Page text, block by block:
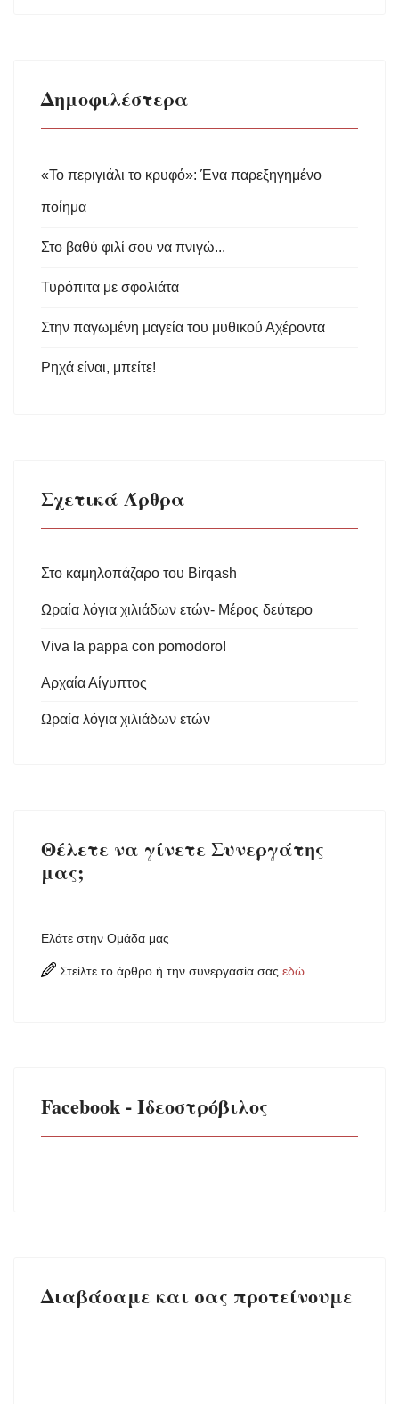
Δημοφιλέστερα
«Το περιγιάλι το κρυφό»: Ένα παρεξηγημένο
ποίημα
Στο βαθύ φιλί σου να πνιγώ...
Τυρόπιτα με σφολιάτα
Στην παγωμένη μαγεία του μυθικού Αχέροντα
Ρηχά είναι, μπείτε!
Σχετικά Άρθρα
Στο καμηλοπάζαρο του Birqash
Ωραία λόγια χιλιάδων ετών- Μέρος δεύτερο
Viva la pappa con pomodoro!
Αρχαία Αίγυπτος
Ωραία λόγια χιλιάδων ετών
Θέλετε να γίνετε Συνεργάτης
μας;
Ελάτε στην Ομάδα μας
Στείλτε το άρθρο ή την συνεργασία σας εδώ
Facebook - Ιδεοστρόβιλος
Διαβάσαμε και σας προτείνουμε